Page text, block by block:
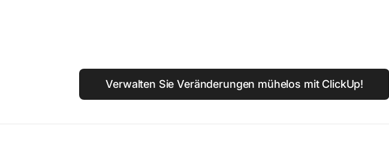
Verwalten Sie Veränderungen mühelos mit ClickUp!